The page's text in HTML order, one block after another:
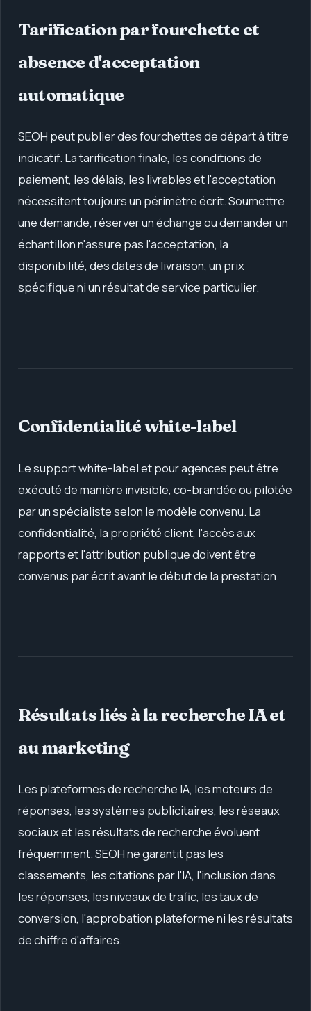
Tarification par fourchette et
absence d'acceptation
automatique
SEOH peut publier des fourchettes de départ à titre
indicatif. La tarification finale, les conditions de
paiement, les délais, les livrables et l'acceptation
nécessitent toujours un périmètre écrit. Soumettre
une demande, réserver un échange ou demander un
échantillon n'assure pas l'acceptation, la
disponibilité, des dates de livraison, un prix
spécifique ni un résultat de service particulier.
Confidentialité white-label
Le support white-label et pour agences peut être
exécuté de manière invisible, co-brandée ou pilotée
par un spécialiste selon le modèle convenu. La
confidentialité, la propriété client, l'accès aux
rapports et l'attribution publique doivent être
convenus par écrit avant le début de la prestation.
Résultats liés à la recherche IA et
au marketing
Les plateformes de recherche IA, les moteurs de
réponses, les systèmes publicitaires, les réseaux
sociaux et les résultats de recherche évoluent
fréquemment. SEOH ne garantit pas les
classements, les citations par l'IA, l'inclusion dans
les réponses, les niveaux de trafic, les taux de
conversion, l'approbation plateforme ni les résultats
de chiffre d'affaires.